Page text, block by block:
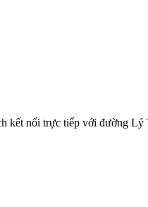
kết nối trực tiếp với đường